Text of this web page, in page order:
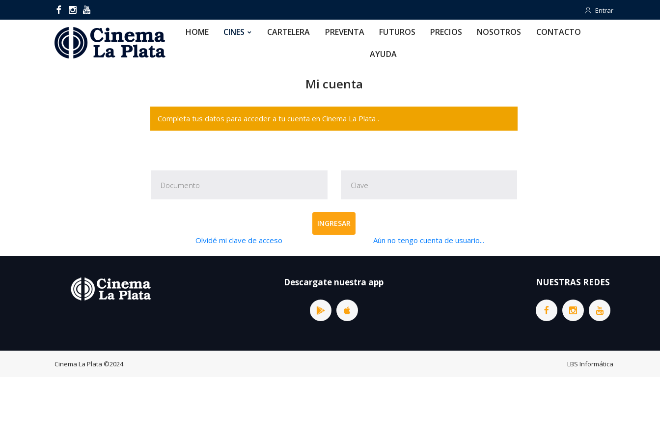
Entrar
Entrar
HOME CINES CARTELERA PREVENTA FUTUROS PRECIOS NOSOTROS CONTACTO
AYUDA
Mi cuenta
Completa tus datos para acceder a tu cuenta en Cinema La Plata .
INGRESAR
Olvidé mi clave de acceso Aún no tengo cuenta de usuario...
Descargate nuestra app NUESTRAS REDES
Cinema La Plata ©2024 LBS Informática